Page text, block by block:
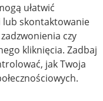
ułatwić
skontaktowanie
czy
kliknięcia. Zadbaj
jak Twoja